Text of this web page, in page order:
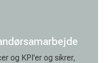
og KPI'er og sikrer,